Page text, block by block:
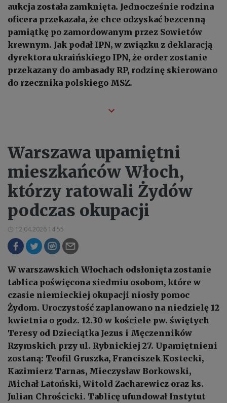
aukcja została zamknięta. Jednocześnie rodzina
oficera przekazała, że chce odzyskać bezcenną
pamiątkę po zamordowanym przez Sowietów
krewnym. Jak podał IPN, w związku z deklaracją
dyrektora ukraińskiego IPN, że order zostanie
przekazany do ambasady RP, rodzinę skierowano
do rzecznika polskiego MSZ.
Warszawa upamiętni
mieszkańców Włoch,
którzy ratowali Żydów
podczas okupacji
12.04.2026 14:55
W warszawskich Włochach odsłonięta zostanie
tablica poświęcona siedmiu osobom, które w
czasie niemieckiej okupacji niosły pomoc
Żydom. Uroczystość zaplanowano na niedzielę 12
kwietnia o godz. 12.30 w kościele pw. świętych
Teresy od Dzieciątka Jezus i Męczenników
Rzymskich przy ul. Rybnickiej 27. Upamiętnieni
zostaną: Teofil Gruszka, Franciszek Kostecki,
Kazimierz Tarnas, Mieczysław Borkowski,
Michał Latoński, Witold Zacharewicz oraz ks.
Julian Chrościcki. Tablicę ufundował Instytut